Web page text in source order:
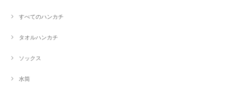
すべてのハンカチ
タオルハンカチ
ソックス
水筒